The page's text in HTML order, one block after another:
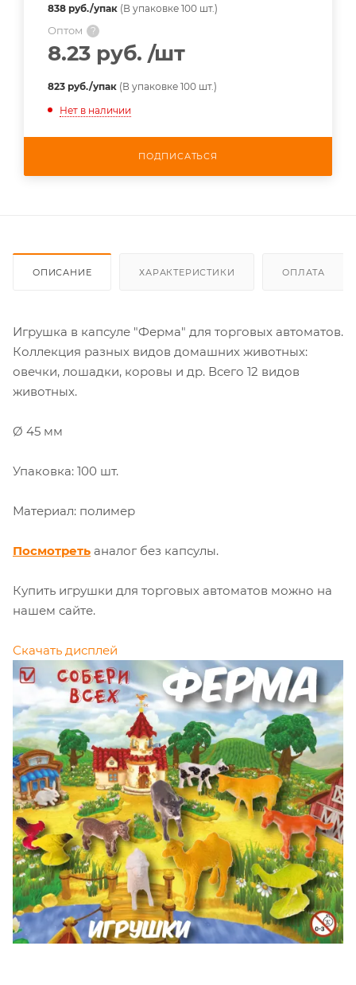
838 руб./упак (В упаковке 100 шт.)
Оптом ?
8.23 руб. /шт
823 руб./упак (В упаковке 100 шт.)
Нет в наличии
ПОДПИСАТЬСЯ
ОПИСАНИЕ ХАРАКТЕРИСТИКИ ОПЛАТА
Игрушка в капсуле "Ферма" для торговых автоматов.
Коллекция разных видов домашних животных:
овечки, лошадки, коровы и др. Всего 12 видов
животных.
Ø 45 мм
Упаковка: 100 шт.
Материал: полимер
Посмотреть аналог без капсулы.
Купить игрушки для торговых автоматов можно на
нашем сайте.
Скачать дисплей